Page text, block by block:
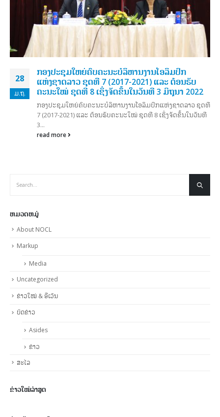
28
ມ.ຖ.
ກອງປະຊຸມໃຫຍ່ຄົບຄະນະບໍລິຫານງານໂອລິມປິກ
ແຫ່ງຊາດລາວ ຊຸດທີ 7 (2017-2021) ແລະ ຕ້ອນຮັບ
ຄະນະໃໝ່ ຊຸດທີ 8 ເຊິ່ງຈັດຂຶ້ນໃນວັນທີ 3 ມິຖຸນາ 2022
ກອງປະຊຸມໃຫຍ່ຄົບຄະນະບໍລິຫານງານໂອລິມປິກແຫ່ງຊາດລາວ ຊຸດທີ
7 (2017-2021) ແລະ ຕ້ອນຮັບຄະນະໃໝ່ ຊຸດທີ 8 ເຊິ່ງຈັດຂຶ້ນໃນວັນທີ
3...
read more
ຫມວດຫມູ່
About NOCL
Markup
Media
Uncategorized
ຂ່າວໃໝ່ & ອີເວັນ
ບົດຂ່າວ
Asides
ຂ່າວ
ສະໄລ
ຂ່າວໃໝ່ລ່າສູດ